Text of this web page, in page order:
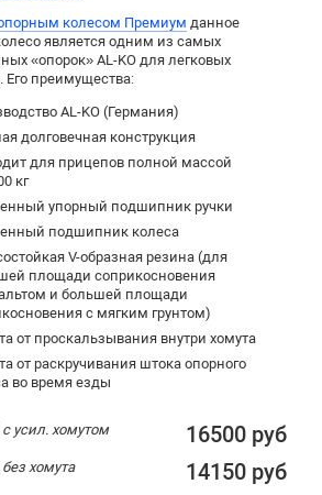
колесом Премиум данное
является одним из самых
«опорок» AL-KO для легковых
Его преимущества:
AL-KO (Германия)
долговечная конструкция
для прицепов полной массой
кг
упорный подшипник ручки
подшипник колеса
V-образная резина (для
площади соприкосновения
и большей площади
с мягким грунтом)
от проскальзывания внутри хомута
от раскручивания штока опорного
во время езды
с усил. хомутом 16500 руб
без хомута 14150 руб